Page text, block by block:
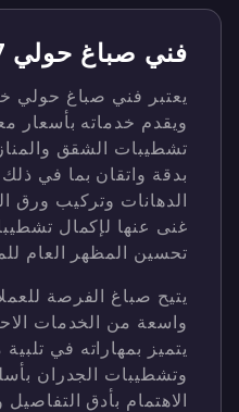
فني صباغ حولي 90029377
يعتبر فني صباغ حولي
ويقدم خدماته بأسعار
تشطيبات الشقق
بدقة واتقان بما في
الدهانات وتركيب ورق
غنى عنها لإكمال
تحسين المظهر العام
يتيح صباغ الفرصة
واسعة من الخدمات
يتميز بمهاراته في
وتشطيبات الجدران
الاهتمام بأدق